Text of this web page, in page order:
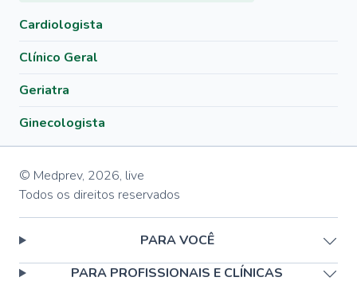
Cardiologista
Clínico Geral
Geriatra
Ginecologista
© Medprev, 2026, live
Todos os direitos reservados
PARA VOCÊ
PARA PROFISSIONAIS E CLÍNICAS